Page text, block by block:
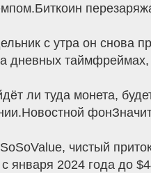
с утра он снова
дневных таймфреймах,
ли туда монета,
чистый
с января 2024 года до